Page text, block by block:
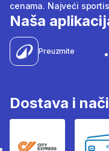
cenama. Najveći
Naša
Preuzmite
Dostava i